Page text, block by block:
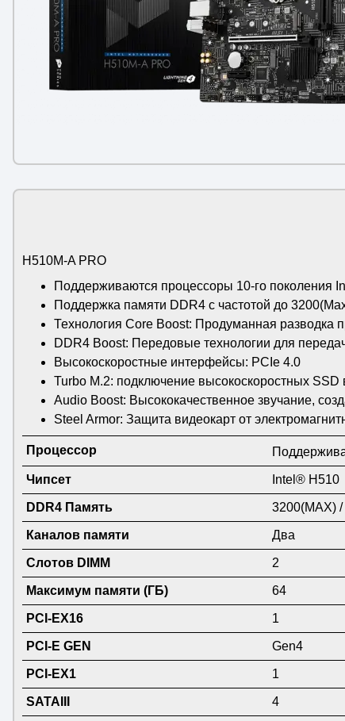
H510M-A PRO
Поддерживаются процессоры 10-го поколения
Поддержка памяти DDR4 с частотой до
Технология Core Boost: Продуманная разводка
DDR4 Boost: Передовые технологии для
Высокоскоростные интерфейсы: PCIe 4.0
Turbo M.2: подключение высокоскоростных
Audio Boost: Высококачественное звучание,
Steel Armor: Защита видеокарт от
Процессор
Чипсет Intel® H510
DDR4 Память 3200(MAX)
Каналов памяти Два
Слотов DIMM 2
Максимум памяти (ГБ) 64
PCI-EX16 1
PCI-E GEN Gen4
PCI-EX1 1
SATAIII 4